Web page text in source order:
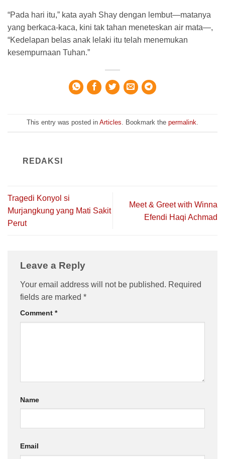
“Pada hari itu,” kata ayah Shay dengan lembut—matanya
yang berkaca-kaca, kini tak tahan meneteskan air mata—,
“Kedelapan belas anak lelaki itu telah menemukan
kesempurnaan Tuhan.”
This entry was posted in Articles. Bookmark the permalink.
REDAKSI
Tragedi Konyol si
Murjangkung yang Mati Sakit
Perut
Meet & Greet with Winna
Efendi Haqi Achmad
Leave a Reply
Your email address will not be published. Required
fields are marked *
Comment *
Name
Email